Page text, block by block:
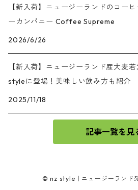
【新入荷】ニュージーランドのコー
ーカンパニー Coffee Supreme
2026/6/26
【新入荷】ニュージーランド産大麦
styleに登場！美味しい飲み方も紹介
2025/11/18
記事一覧を見
© nz style｜ニュージーランド